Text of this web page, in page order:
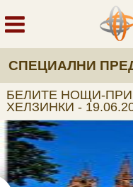
СПЕЦИАЛНИ
БЕЛИТЕ НОЩИ-
ХЕЛЗИНКИ -